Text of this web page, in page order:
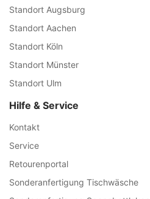
Standort Augsburg
Standort Aachen
Standort Köln
Standort Münster
Standort Ulm
Hilfe & Service
Kontakt
Service
Retourenportal
Sonderanfertigung Tischwäsche